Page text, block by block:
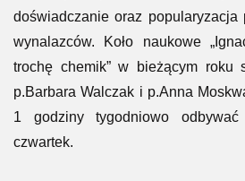
doświadczanie oraz
wynalazców. Koło naukowe
trochę chemik” w bieżącym roku
p.Barbara Walczak i p.Anna
1 godziny tygodniowo
czwartek.